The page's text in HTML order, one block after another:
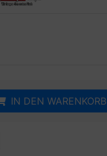
IN DEN WARENKORB